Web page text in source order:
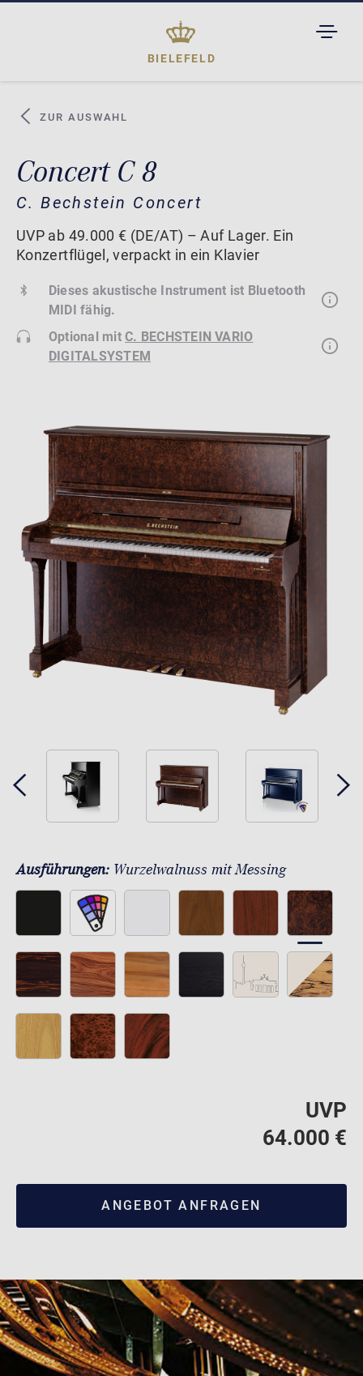
BIELEFELD
ZUR AUSWAHL
Concert C 8
C. Bechstein Concert
UVP ab 49.000 € (DE/AT) – Auf Lager. Ein
Konzertflügel, verpackt in ein Klavier
Dieses akustische Instrument ist Bluetooth
MIDI fähig.
Optional mitC. BECHSTEIN VARIO
DIGITALSYSTEM
Ausführungen: Wurzelwalnuss mit Messing
UVP
64.000 €
ANGEBOT ANFRAGEN